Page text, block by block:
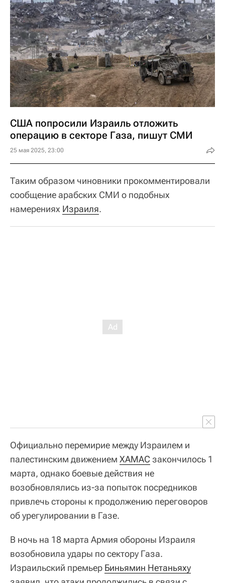
США попросили Израиль отложить
операцию в секторе Газа, пишут СМИ
25 мая 2025, 23:00
Таким образом чиновники прокомментировали
сообщение арабских СМИ о подобных
намерениях Израиля.
Официально перемирие между Израилем и
палестинским движением ХАМАС закончилось 1
марта, однако боевые действия не
возобновлялись из-за попыток посредников
привлечь стороны к продолжению переговоров
об урегулировании в Газе.
В ночь на 18 марта Армия обороны Израиля
возобновила удары по сектору Газа.
Израильский премьер Биньямин Нетаньяху